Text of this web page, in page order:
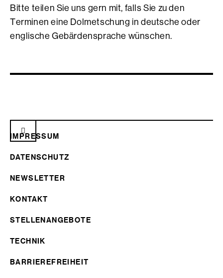
Bitte teilen Sie uns gern mit, falls Sie zu den
Terminen eine Dolmetschung in deutsche oder
englische Gebärdensprache wünschen.
IMPRESSUM
DATENSCHUTZ
NEWSLETTER
KONTAKT
STELLENANGEBOTE
TECHNIK
BARRIEREFREIHEIT